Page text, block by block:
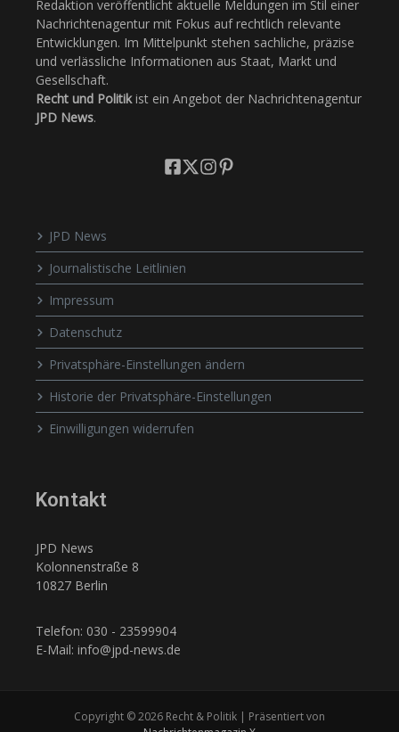
Redaktion veröffentlicht aktuelle Meldungen im Stil einer
Nachrichtenagentur mit Fokus auf rechtlich relevante
Entwicklungen. Im Mittelpunkt stehen sachliche, präzise
und verlässliche Informationen aus Staat, Markt und
Gesellschaft.
Recht und Politikist ein Angebot der Nachrichtenagentur
JPD News.
JPD News
Journalistische Leitlinien
Impressum
Datenschutz
Privatsphäre-Einstellungen ändern
Historie der Privatsphäre-Einstellungen
Einwilligungen widerrufen
Kontakt
JPD News
Kolonnenstraße 8
10827 Berlin
Telefon: 030 - 23599904
E-Mail: info@jpd-news.de
Copyright © 2026 Recht & Politik | Präsentiert von